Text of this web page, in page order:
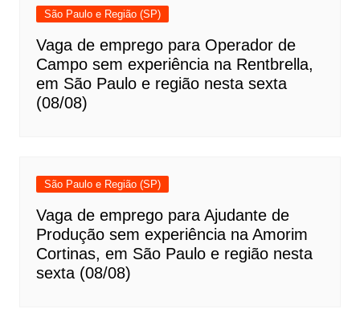
São Paulo e Região (SP)
Vaga de emprego para Operador de
Campo sem experiência na Rentbrella,
em São Paulo e região nesta sexta
(08/08)
São Paulo e Região (SP)
Vaga de emprego para Ajudante de
Produção sem experiência na Amorim
Cortinas, em São Paulo e região nesta
sexta (08/08)